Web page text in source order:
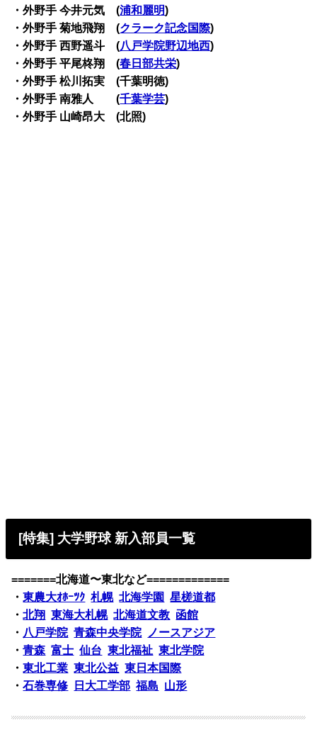
・外野手 今井元気 (浦和麗明)
・外野手 菊地飛翔 (クラーク記念国際)
・外野手 西野遥斗 (八戸学院野辺地西)
・外野手 平尾柊翔 (春日部共栄)
・外野手 松川拓実 (千葉明徳)
・外野手 南雅人 (千葉学芸)
・外野手 山崎昂大 (北照)
[特集] 大学野球 新入部員一覧
=======北海道〜東北など=============
・東農大ｵﾎｰﾂｸ 札幌 北海学園
星槎道都
・北翔 東海大札幌 北海道文教 函館
・ 八戸学院 青森中央学院
ノースアジア
・青森 富士 仙台 東北福祉 東北学院
・東北工業 東北公益 東日本国際
・石巻専修 日大工学部 福島 山形